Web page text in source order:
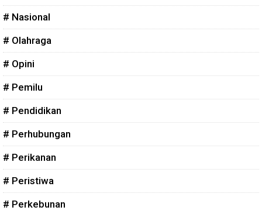
# Nasional
# Olahraga
# Opini
# Pemilu
# Pendidikan
# Perhubungan
# Perikanan
# Peristiwa
# Perkebunan